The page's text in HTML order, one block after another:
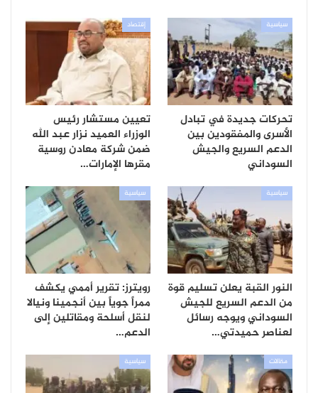
سياسية
تحركات جديدة في تبادل
الأسرى والمفقودين بين
الدعم السريع والجيش
السوداني
إقتصاد
تعيين مستشار رئيس
الوزراء العميد نزار عبد الله
ضمن شركة معادن روسية
مقرها الإمارات…
سياسية
النور القبة يعلن تسليم قوة
من الدعم السريع للجيش
السوداني ويوجه رسائل
لعناصر حميدتي…
سياسية
رويترز: تقرير أممي يكشف
ممراً جوياً بين أنجمينا ونيالا
لنقل أسلحة ومقاتلين إلى
الدعم…
مقالات سياسية